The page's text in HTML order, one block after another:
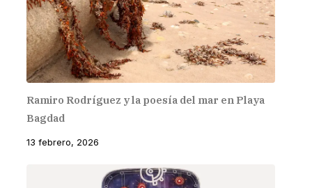
Ramiro Rodríguez y la poesía del mar en Playa
Bagdad
13 febrero, 2026